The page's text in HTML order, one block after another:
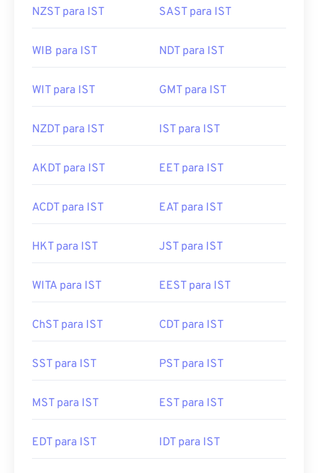
NZST para IST SAST para IST
WIB para IST NDT para IST
WIT para IST GMT para IST
NZDT para IST IST para IST
AKDT para IST EET para IST
ACDT para IST EAT para IST
HKT para IST JST para IST
WITA para IST EEST para IST
ChST para IST CDT para IST
SST para IST PST para IST
MST para IST EST para IST
EDT para IST IDT para IST